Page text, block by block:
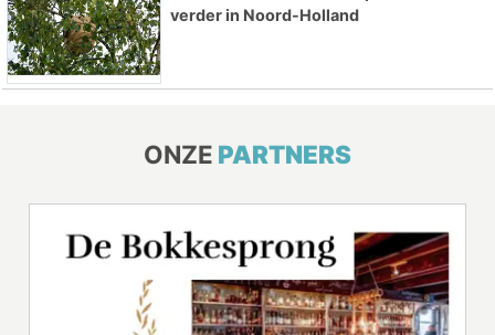
verder in Noord-Holland
ONZE PARTNERS